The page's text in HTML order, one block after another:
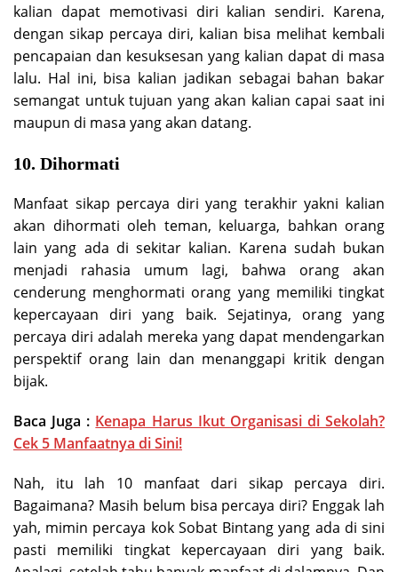
kalian dapat memotivasi diri kalian sendiri. Karena,
dengan sikap percaya diri, kalian bisa melihat kembali
pencapaian dan kesuksesan yang kalian dapat di masa
lalu. Hal ini, bisa kalian jadikan sebagai bahan bakar
semangat untuk tujuan yang akan kalian capai saat ini
maupun di masa yang akan datang.
10. Dihormati
Manfaat sikap percaya diri yang terakhir yakni kalian
akan dihormati oleh teman, keluarga, bahkan orang
lain yang ada di sekitar kalian. Karena sudah bukan
menjadi rahasia umum lagi, bahwa orang akan
cenderung menghormati orang yang memiliki tingkat
kepercayaan diri yang baik. Sejatinya, orang yang
percaya diri adalah mereka yang dapat mendengarkan
perspektif orang lain dan menanggapi kritik dengan
bijak.
Baca Juga : Kenapa Harus Ikut Organisasi di Sekolah?
Cek 5 Manfaatnya di Sini!
Nah, itu lah 10 manfaat dari sikap percaya diri.
Bagaimana? Masih belum bisa percaya diri? Enggak lah
yah, mimin percaya kok Sobat Bintang yang ada di sini
pasti memiliki tingkat kepercayaan diri yang baik.